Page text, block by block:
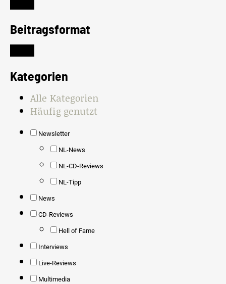
Beitragsformat
Kategorien
Alle Kategorien
Häufig genutzt
Newsletter
NL-News
NL-CD-Reviews
NL-Tipp
News
CD-Reviews
Hell of Fame
Interviews
Live-Reviews
Multimedia